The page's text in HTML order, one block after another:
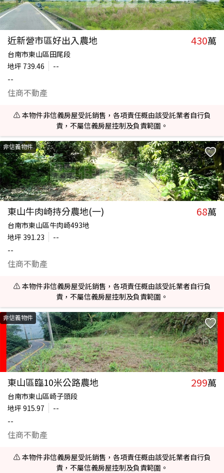
近新營市區好出入農地 430萬
台南市東山區田尾段
地坪 739.46
--
--
住商不動產
⚠️ 本物件非信義房屋受託銷售，各項責任概由該受託業者自行負
責，不屬信義房屋控制及負責範圍。
非信義物件
東山牛肉崎持分農地(一) 68萬
台南市東山區牛肉崎493地
地坪 391.23
--
--
住商不動產
⚠️ 本物件非信義房屋受託銷售，各項責任概由該受託業者自行負
責，不屬信義房屋控制及負責範圍。
非信義物件
東山區臨10米公路農地 299萬
台南市東山區崎子頭段
地坪 915.97
--
--
住商不動產
⚠️ 本物件非信義房屋受託銷售，各項責任概由該受託業者自行負
責，不屬信義房屋控制及負責範圍。